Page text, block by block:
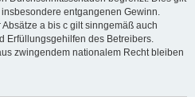
entgangenen Gewinn.
a bis c gilt sinngemäß auch
Erfüllungsgehilfen des Betreibers.
zwingendem nationalem Recht bleiben